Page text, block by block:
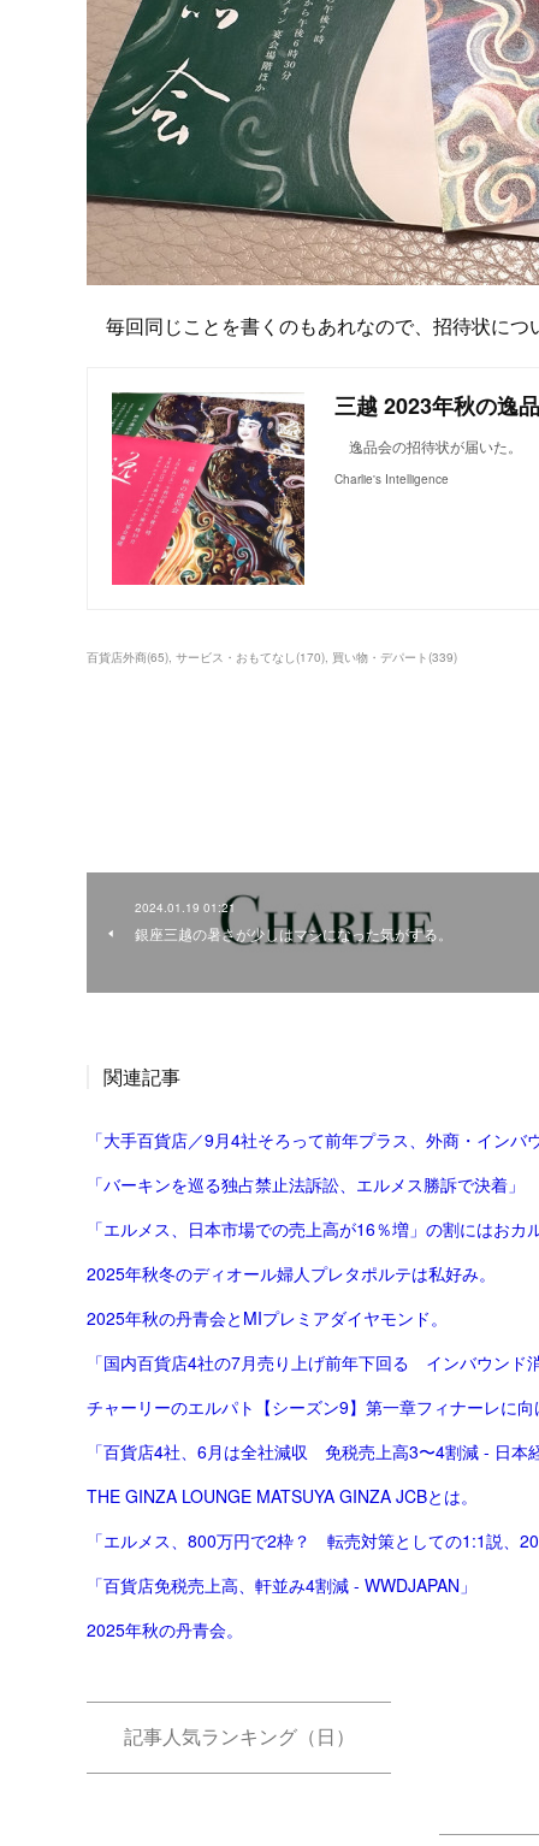
毎回同じことを書くのもあれなので、招待状に
三越 2023年秋の逸
逸品会の招待状が届いた。
Charlie's Intelligence
百貨店外商(65) サービス・おもてなし(170) 買い物・デパート(339)
2024.01.19 01:21
銀座三越の暑さが少しはマシになった気がする。
関連記事
「大手百貨店／9月4社そろって前年プラス、外商・イン
「バーキンを巡る独占禁止法訴訟、エルメス勝訴で決着」
「エルメス、日本市場での売上高が16％増」の割にはお
2025年秋冬のディオール婦人プレタポルテは私好み。
2025年秋の丹青会とMIプレミアダイヤモンド。
「国内百貨店4社の7月売り上げ前年下回る インバウンド
チャーリーのエルパト【シーズン9】第一章フィナーレに
「百貨店4社、6月は全社減収 免税売上高3〜4割減 - 日本
THE GINZA LOUNGE MATSUYA GINZA JCBとは。
「エルメス、800万円で2枠？ 転売対策としての1:1説、
「百貨店免税売上高、軒並み4割減 - WWDJAPAN」
2025年秋の丹青会。
記事人気ランキング（日）